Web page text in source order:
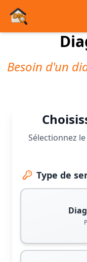
Besoin d'un
Sélectionnez
Type de